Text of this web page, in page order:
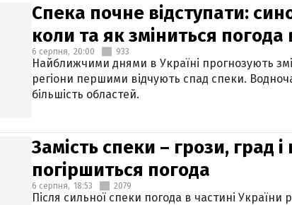
Спека почне відступати:
коли та як зміниться погода
6 серпня, 20:00 933
Найближчими днями в Україні прогнозують
регіони першими відчують спад спеки.
більшість областей.
Замість спеки – грози, град
погіршиться погода
6 серпня, 18:53 2079
Після сильної спеки погода в частині України